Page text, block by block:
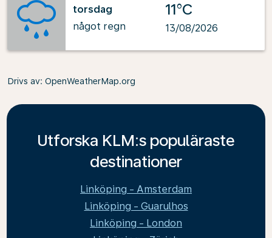
torsdag
något regn
11°C
13/08/2026
Drivs av: OpenWeatherMap.org
Utforska KLM:s populäraste
destinationer
Linköping - Amsterdam
Linköping - Guarulhos
Linköping - London